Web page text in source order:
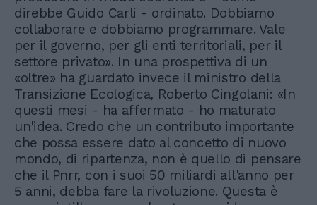
direbbe Guido Carli - ordinato. Dobbiamo
collaborare e dobbiamo programmare. Vale
per il governo, per gli enti territoriali, per il
settore privato». In una prospettiva di un
«oltre» ha guardato invece il ministro della
Transizione Ecologica, Roberto Cingolani: «In
questi mesi - ha affermato - ho maturato
un'idea. Credo che un contributo importante
che possa essere dato al concetto di nuovo
mondo, di ripartenza, non è quello di pensare
che il Pnrr, con i suoi 50 miliardi all'anno per
5 anni, debba fare la rivoluzione. Questa è